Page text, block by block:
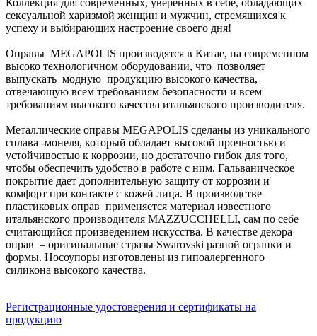
сексуальной харизмой женщин и мужчин, стремящихся к
успеху и выбирающих настроение своего дня!
Оправы MEGAPOLIS производятся в Китае, на современном
высоко технологичном оборудовании, что позволяет
выпускать модную продукцию высокого качества,
отвечающую всем требованиям безопасности и всем
требованиям высокого качества итальянского производителя.
Металлические оправы MEGAPOLIS сделаны из уникального
сплава -монеля, который обладает высокой прочностью и
устойчивостью к коррозии, но достаточно гибок для того,
чтобы обеспечить удобство в работе с ним. Гальваническое
покрытие дает дополнительную защиту от коррозии и
комфорт при контакте с кожей лица. В производстве
пластиковых оправ применяется материал известного
итальянского производителя MAZZUCCHELLI, сам по себе
считающийся произведением искусства. В качестве декора
оправ – оригинальные стразы Swarovski разной огранки и
формы. Носоупоры изготовлены из гипоалергенного
силикона высокого качества.
Регистрационные удостоверения и сертификаты на
продукцию